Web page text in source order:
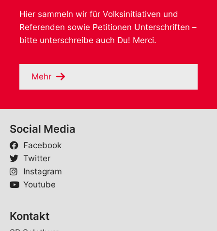
Hier sammeln wir für Volksinitiativen und
Referenden sowie Petitionen Unterschriften –
bitte unterschreibe auch Du! Merci.
Mehr
Social Media
Facebook
Twitter
Instagram
Youtube
Kontakt